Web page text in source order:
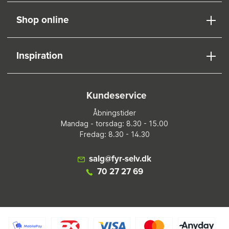
Shop online
Inspiration
Kundeservice
Åbningstider
Mandag - torsdag: 8.30 - 15.00
Fredag: 8.30 - 14.30
salg@fyr-selv.dk
70 27 27 69